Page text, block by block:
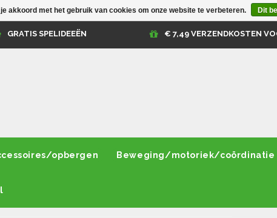
GRATIS SPELIDEEËN € 7,49 VERZENDKOSTEN
opbergen Beweging/motoriek/coördinatie
akkoord met het gebruik van cookies om onze website te verbeteren. Dit